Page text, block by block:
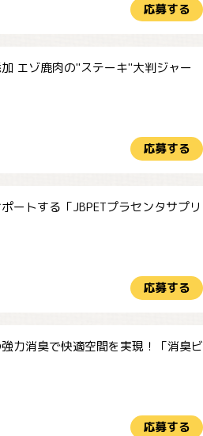
応募する
エゾ鹿肉の"ステーキ"大判ジャー
応募する
ートする「JBPETプラセンタサプリ
応募する
力消臭で快適空間を実現！「消臭ビ
応募する